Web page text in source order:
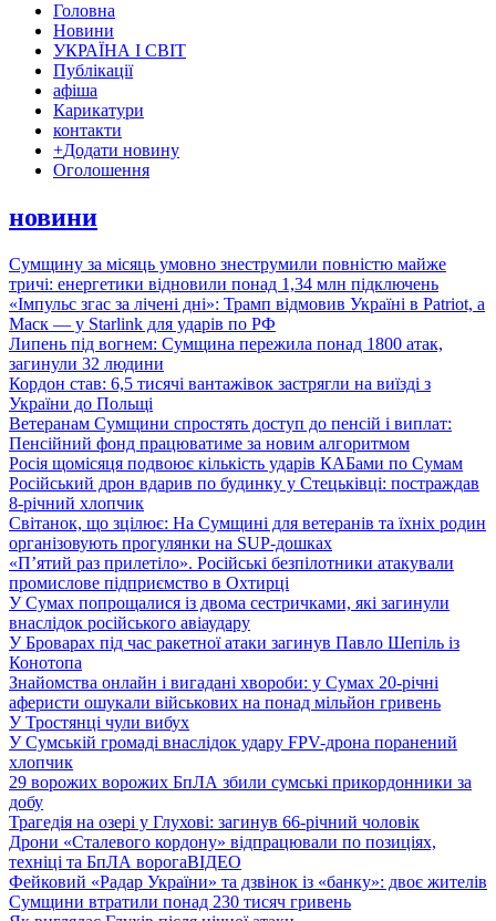
Головна
Новини
УКРАЇНА І СВІТ
Публікації
афіша
Карикатури
контакти
+Додати новину
Оголошення
новини
Сумщину за місяць умовно знеструмили повністю майже
тричі: енергетики відновили понад 1,34 млн підключень
«Імпульс згас за лічені дні»: Трамп відмовив Україні в Patriot, а
Маск — у Starlink для ударів по РФ
Липень під вогнем: Сумщина пережила понад 1800 атак,
загинули 32 людини
Кордон став: 6,5 тисячі вантажівок застрягли на виїзді з
України до Польщі
Ветеранам Сумщини спростять доступ до пенсій і виплат:
Пенсійний фонд працюватиме за новим алгоритмом
Росія щомісяця подвоює кількість ударів КАБами по Сумам
Російський дрон вдарив по будинку у Стецьківці: постраждав
8-річний хлопчик
Світанок, що зцілює: На Сумщині для ветеранів та їхніх родин
організовують прогулянки на SUP-дошках
«П’ятий раз прилетіло». Російські безпілотники атакували
промислове підприємство в Охтирці
У Сумах попрощалися із двома сестричками, які загинули
внаслідок російського авіаудару
У Броварах під час ракетної атаки загинув Павло Шепіль із
Конотопа
Знайомства онлайн і вигадані хвороби: у Сумах 20-річні
аферисти ошукали військових на понад мільйон гривень
У Тростянці чули вибух
У Сумській громаді внаслідок удару FPV-дрона поранений
хлопчик
29 ворожих ворожих БпЛА збили сумські прикордонники за
добу
Трагедія на озері у Глухові: загинув 66-річний чоловік
Дрони «Сталевого кордону» відпрацювали по позиціях,
техніці та БпЛА ворогаВІДЕО
Фейковий «Радар України» та дзвінок із «банку»: двоє жителів
Сумщини втратили понад 230 тисяч гривень